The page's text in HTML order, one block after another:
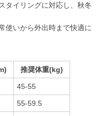
タイリングに対応し、秋冬
使いから外出時まで快適に
推奨体重(kg)
45-55
55-59.5